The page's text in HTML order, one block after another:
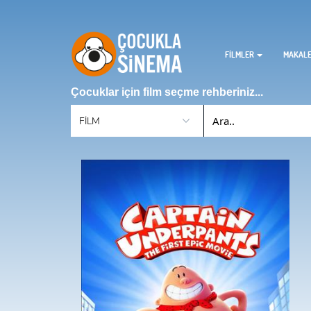
FİLMLER
Çocuklar için film seçme rehberiniz...